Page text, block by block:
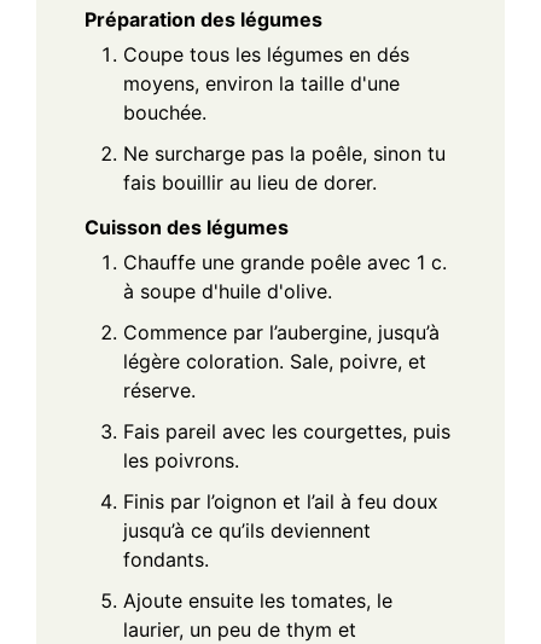
Préparation des légumes
Coupe tous les légumes en dés
moyens, environ la taille d'une
bouchée.
Ne surcharge pas la poêle, sinon tu
fais bouillir au lieu de dorer.
Cuisson des légumes
Chauffe une grande poêle avec 1 c.
à soupe d'huile d'olive.
Commence par l’aubergine, jusqu’à
légère coloration. Sale, poivre, et
réserve.
Fais pareil avec les courgettes, puis
les poivrons.
Finis par l’oignon et l’ail à feu doux
jusqu’à ce qu’ils deviennent
fondants.
Ajoute ensuite les tomates, le
laurier, un peu de thym et